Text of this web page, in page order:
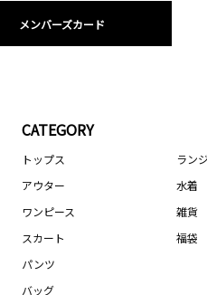
メンバーズカード
CATEGORY
トップス
アウター
ワンピース
スカート
パンツ
バッグ
ラン
水着
雑貨
福袋